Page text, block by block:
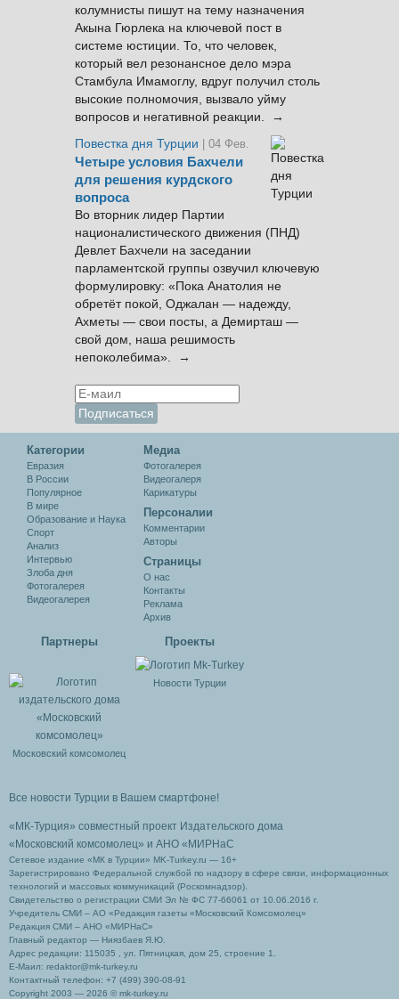
колумнисты пишут на тему назначения
Акына Гюрлека на ключевой пост в
системе юстиции. То, что человек,
который вел резонансное дело мэра
Стамбула Имамоглу, вдруг получил столь
высокие полномочия, вызвало уйму
вопросов и негативной реакции. →
Повестка дня Турции
| 04 Фев.
Четыре условия Бахчели
для решения курдского
вопроса
Во вторник лидер Партии
националистического движения (ПНД)
Девлет Бахчели на заседании
парламентской группы озвучил ключевую
формулировку: «Пока Анатолия не
обретёт покой, Оджалан — надежду,
Ахметы — свои посты, а Демирташ —
свой дом, наша решимость
непоколебима». →
Категории
Евразия
В России
Популярное
В мире
Образование и Наука
Спорт
Анализ
Интервью
Злоба дня
Фотогалерея
Видеогалерея
Медиа
Фотогалерея
Видеогалеря
Карикатуры
Персоналии
Комментарии
Авторы
Cтраницы
О нас
Контакты
Реклама
Архив
Партнеры
Московский комсомолец
Проекты
Новости Турции
Все новости Турции в Вашем смартфоне!
«МК-Турция» совместный проект Издательского дома
«Московский комсомолец» и АНО «МИРНаС
Сетевое издание «МК в Турции» MK-Turkey.ru — 16+
Зарегистрировано Федеральной службой по надзору в сфере связи, информационных
технологий и массовых коммуникаций (Роскомнадзор).
Свидетельство о регистрации СМИ Эл № ФС 77-66061 от 10.06.2016 г.
Учредитель СМИ – АО «Редакция газеты «Московский Комсомолец»
Редакция СМИ – АНО «МИРНаС»
Главный редактор — Ниязбаев Я.Ю.
Адрес редакции: 115035 , ул. Пятницкая, дом 25, строение 1.
Е-Маил: redaktor@mk-turkey.ru
Контактный телефон: +7 (499) 390-08-91
Copyright 2003 — 2026 © mk-turkey.ru